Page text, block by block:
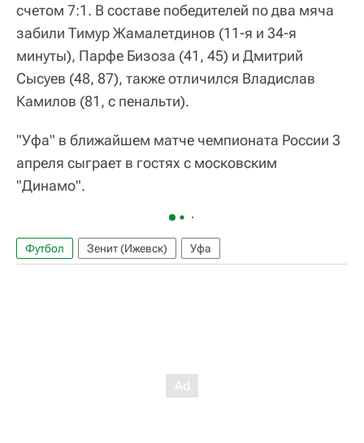
счетом 7:1. В составе победителей по два мяча
забили Тимур Жамалетдинов (11-я и 34-я
минуты), Парфе Бизоза (41, 45) и Дмитрий
Сысуев (48, 87), также отличился Владислав
Камилов (81, с пенальти).
"Уфа" в ближайшем матче чемпионата России 3
апреля сыграет в гостях с московским
"Динамо".
Футбол Зенит (Ижевск) Уфа